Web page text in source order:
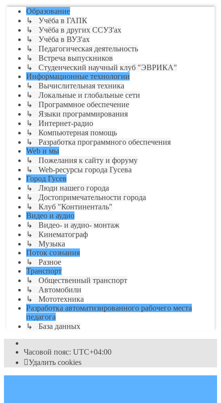
Образование
↳ Учёба в ГАПК
↳ Учёба в других ССУЗ'ах
↳ Учёба в ВУЗ'ах
↳ Педагогическая деятельность
↳ Встреча выпускников
↳ Студенческий научный клуб "ЭВРИКА"
Информационные технологии
↳ Вычислительная техника
↳ Локальные и глобальные сети
↳ Программное обеспечение
↳ Языки программирования
↳ Интернет-радио
↳ Компьютерная помощь
↳ Разработка программного обеспечения
Web и мы
↳ Пожелания к сайту и форуму
↳ Web-ресурсы города Гусева
Город Гусев
↳ Люди нашего города
↳ Достопримечательности города
↳ Клуб "Континенталь"
Видео и аудио
↳ Видео- и аудио- монтаж
↳ Кинематограф
↳ Музыка
Поток сознания
↳ Разное
Транспорт
↳ Общественный транспорт
↳ Автомобили
↳ Мототехника
Разработка автоматизированного рабочего места
педагога
↳ База данных
Часовой пояс: UTC+04:00
Удалить cookies